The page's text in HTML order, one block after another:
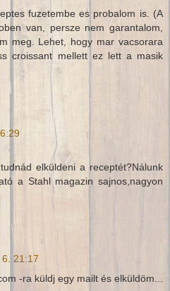
fuzetembe es probalom is. (A
van, persze nem garantalom,
meg. Lehet, hogy mar vacsorara
croissant mellett ez lett a masik
elküldeni a receptét?Nálunk
a Stahl magazin sajnos,nagyon
21:17
-ra küldj egy mailt és elküldöm...